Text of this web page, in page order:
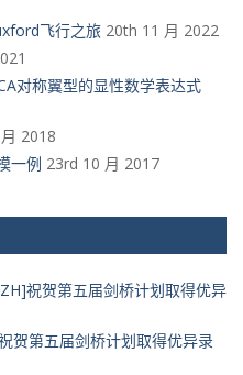
飞行之旅 20th 11 月 2022
对称翼型的显性数学表达式
2018
一例 23rd 10 月 2017
祝贺第五届剑桥计划取得优异
贺第五届剑桥计划取得优异录